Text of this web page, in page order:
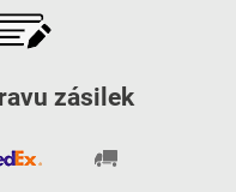
zásilek